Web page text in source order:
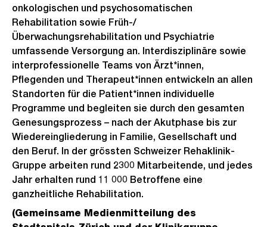
onkologischen und psychosomatischen
Rehabilitation sowie Früh-/
Überwachungsrehabilitation und Psychiatrie
umfassende Versorgung an. Interdisziplinäre sowie
interprofessionelle Teams von Ärzt*innen,
Pflegenden und Therapeut*innen entwickeln an allen
Standorten für die Patient*innen individuelle
Programme und begleiten sie durch den gesamten
Genesungsprozess – nach der Akutphase bis zur
Wiedereingliederung in Familie, Gesellschaft und
den Beruf. In der grössten Schweizer Rehaklinik-
Gruppe arbeiten rund 2300 Mitarbeitende, und jedes
Jahr erhalten rund 11 000 Betroffene eine
ganzheitliche Rehabilitation.
(Gemeinsame Medienmitteilung des